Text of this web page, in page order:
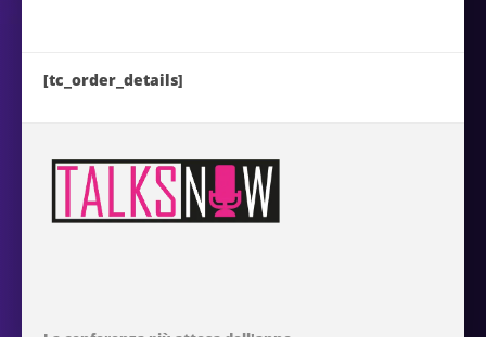
[tc_order_details]